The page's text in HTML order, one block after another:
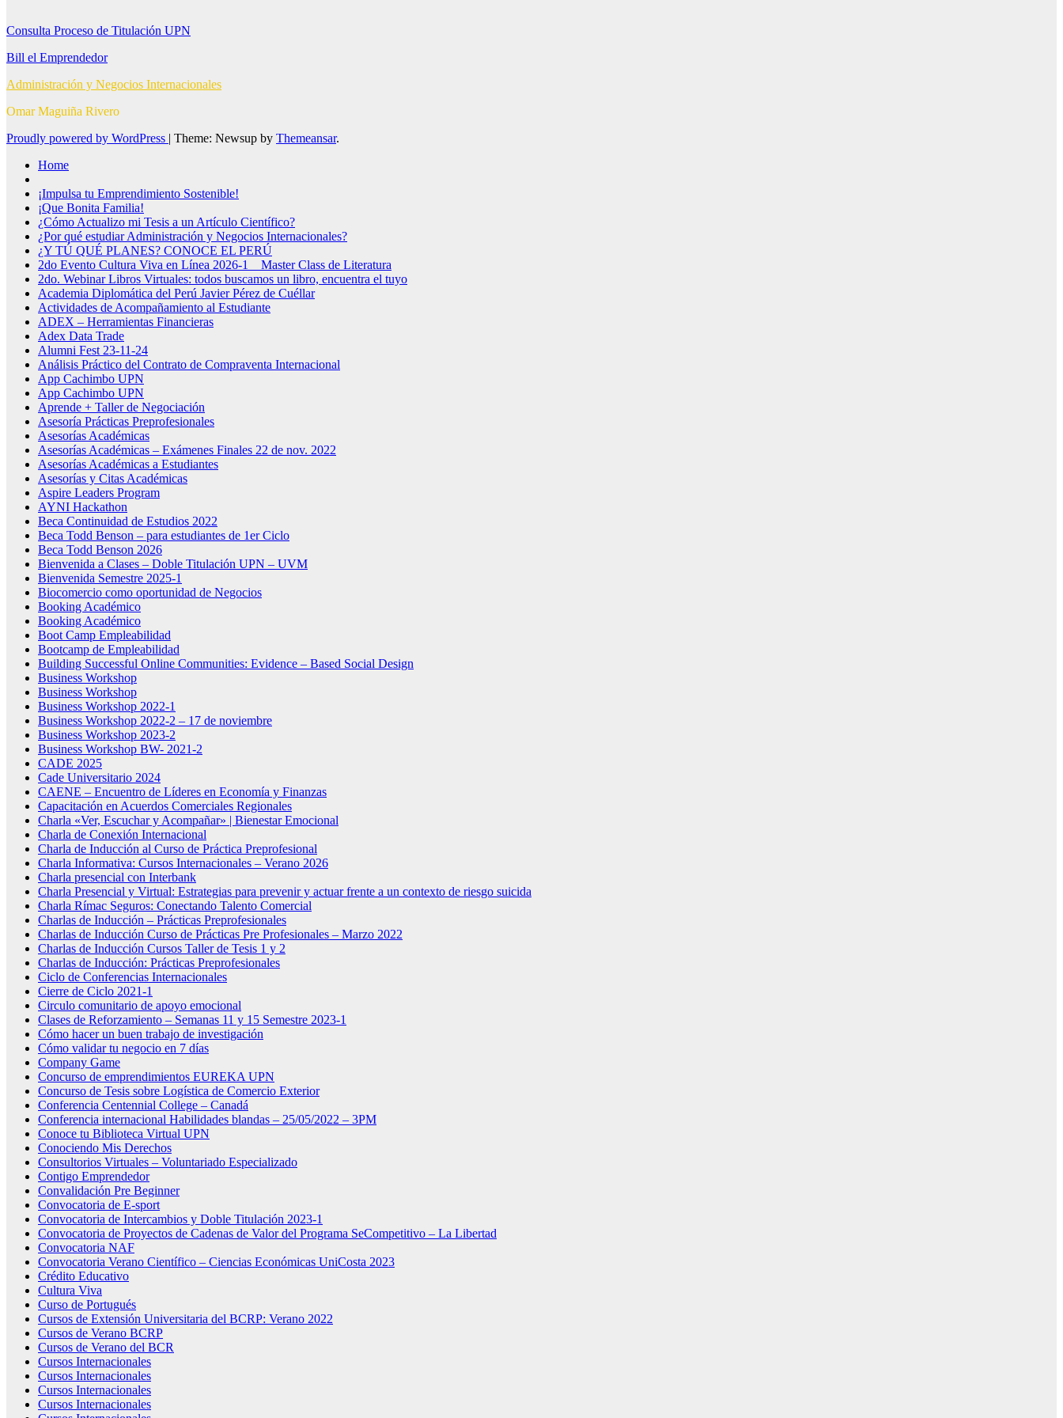
Consulta Proceso de Titulación UPN
Bill el Emprendedor
Administración y Negocios Internacionales
Omar Maguiña Rivero
Proudly powered by WordPress | Theme: Newsup by Themeansar.
Home
¡Impulsa tu Emprendimiento Sostenible!
¡Que Bonita Familia!
¿Cómo Actualizo mi Tesis a un Artículo Científico?
¿Por qué estudiar Administración y Negocios Internacionales?
¿Y TÚ QUÉ PLANES? CONOCE EL PERÚ
2do Evento Cultura Viva en Línea 2026-1 _ Master Class de Literatura
2do. Webinar Libros Virtuales: todos buscamos un libro, encuentra el tuyo
Academia Diplomática del Perú Javier Pérez de Cuéllar
Actividades de Acompañamiento al Estudiante
ADEX – Herramientas Financieras
Adex Data Trade
Alumni Fest 23-11-24
Análisis Práctico del Contrato de Compraventa Internacional
App Cachimbo UPN
App Cachimbo UPN
Aprende + Taller de Negociación
Asesoría Prácticas Preprofesionales
Asesorías Académicas
Asesorías Académicas – Exámenes Finales 22 de nov. 2022
Asesorías Académicas a Estudiantes
Asesorías y Citas Académicas
Aspire Leaders Program
AYNI Hackathon
Beca Continuidad de Estudios 2022
Beca Todd Benson – para estudiantes de 1er Ciclo
Beca Todd Benson 2026
Bienvenida a Clases – Doble Titulación UPN – UVM
Bienvenida Semestre 2025-1
Biocomercio como oportunidad de Negocios
Booking Académico
Booking Académico
Boot Camp Empleabilidad
Bootcamp de Empleabilidad
Building Successful Online Communities: Evidence – Based Social Design
Business Workshop
Business Workshop
Business Workshop 2022-1
Business Workshop 2022-2 – 17 de noviembre
Business Workshop 2023-2
Business Workshop BW- 2021-2
CADE 2025
Cade Universitario 2024
CAENE – Encuentro de Líderes en Economía y Finanzas
Capacitación en Acuerdos Comerciales Regionales
Charla «Ver, Escuchar y Acompañar» | Bienestar Emocional
Charla de Conexión Internacional
Charla de Inducción al Curso de Práctica Preprofesional
Charla Informativa: Cursos Internacionales – Verano 2026
Charla presencial con Interbank
Charla Presencial y Virtual: Estrategias para prevenir y actuar frente a un contexto de riesgo suicida
Charla Rímac Seguros: Conectando Talento Comercial
Charlas de Inducción – Prácticas Preprofesionales
Charlas de Inducción Curso de Prácticas Pre Profesionales – Marzo 2022
Charlas de Inducción Cursos Taller de Tesis 1 y 2
Charlas de Inducción: Prácticas Preprofesionales
Ciclo de Conferencias Internacionales
Cierre de Ciclo 2021-1
Circulo comunitario de apoyo emocional
Clases de Reforzamiento – Semanas 11 y 15 Semestre 2023-1
Cómo hacer un buen trabajo de investigación
Cómo validar tu negocio en 7 días
Company Game
Concurso de emprendimientos EUREKA UPN
Concurso de Tesis sobre Logística de Comercio Exterior
Conferencia Centennial College – Canadá
Conferencia internacional Habilidades blandas – 25/05/2022 – 3PM
Conoce tu Biblioteca Virtual UPN
Conociendo Mis Derechos
Consultorios Virtuales – Voluntariado Especializado
Contigo Emprendedor
Convalidación Pre Beginner
Convocatoria de E-sport
Convocatoria de Intercambios y Doble Titulación 2023-1
Convocatoria de Proyectos de Cadenas de Valor del Programa SeCompetitivo – La Libertad
Convocatoria NAF
Convocatoria Verano Científico – Ciencias Económicas UniCosta 2023
Crédito Educativo
Cultura Viva
Curso de Portugués
Cursos de Extensión Universitaria del BCRP: Verano 2022
Cursos de Verano BCRP
Cursos de Verano del BCR
Cursos Internacionales
Cursos Internacionales
Cursos Internacionales
Cursos Internacionales